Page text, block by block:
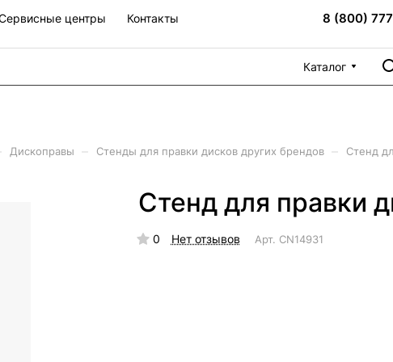
центры Контакты 8 (800)
Каталог
Дископравы Стенды для правки дисков других брендов Стенд
Стенд для правки
0 Нет отзывов Арт. CN14931